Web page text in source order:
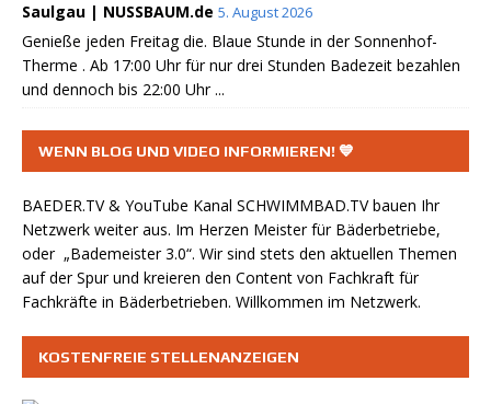
Saulgau | NUSSBAUM.de 5. August 2026
Genieße jeden Freitag die. Blaue Stunde in der Sonnenhof-
Therme . Ab 17:00 Uhr für nur drei Stunden Badezeit bezahlen
und dennoch bis 22:00 Uhr ...
WENN BLOG UND VIDEO INFORMIEREN! 💙
BAEDER.TV & YouTube Kanal SCHWIMMBAD.TVbauen Ihr
Netzwerk weiter aus. Im Herzen Meister für Bäderbetriebe,
oder „Bademeister 3.0“. Wir sind stets den aktuellen Themen
auf der Spur und kreieren den Content von Fachkraft für
Fachkräfte in Bäderbetrieben. Willkommen im Netzwerk.
KOSTENFREIE STELLENANZEIGEN